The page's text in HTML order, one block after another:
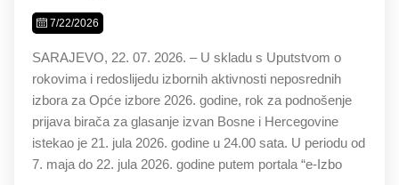
7/22/2026
SARAJEVO, 22. 07. 2026. – U skladu s Uputstvom o
rokovima i redoslijedu izbornih aktivnosti neposrednih
izbora za Opće izbore 2026. godine, rok za podnošenje
prijava birača za glasanje izvan Bosne i Hercegovine
istekao je 21. jula 2026. godine u 24.00 sata. U periodu od
7. maja do 22. jula 2026. godine putem portala “e-Izbo